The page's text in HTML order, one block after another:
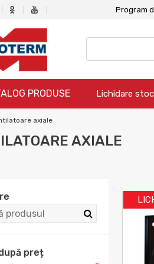
Program
PRODUSE Lichidare stoc
axiale
AXIALE
preț